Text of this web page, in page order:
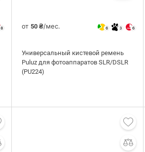
8 от50 ₴/мес. 6 3 6
Универсальный кистевой ремень
Puluz для фотоаппаратов SLR/DSLR
(PU224)